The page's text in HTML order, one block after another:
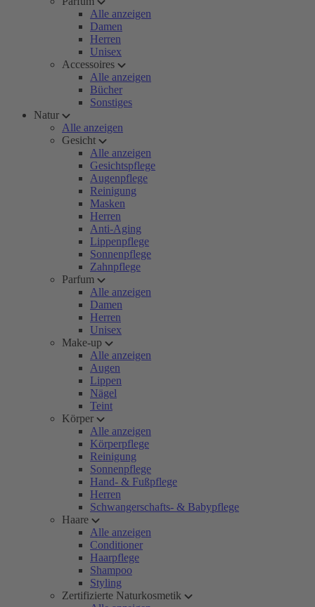
Alle anzeigen
Damen
Herren
Unisex
Accessoires
Alle anzeigen
Bücher
Sonstiges
Natur
Alle anzeigen
Gesicht
Alle anzeigen
Gesichtspflege
Augenpflege
Reinigung
Masken
Herren
Anti-Aging
Lippenpflege
Sonnenpflege
Zahnpflege
Parfum
Alle anzeigen
Damen
Herren
Unisex
Make-up
Alle anzeigen
Augen
Lippen
Nägel
Teint
Körper
Alle anzeigen
Körperpflege
Reinigung
Sonnenpflege
Hand- & Fußpflege
Herren
Schwangerschafts- & Babypflege
Haare
Alle anzeigen
Conditioner
Haarpflege
Shampoo
Styling
Zertifizierte Naturkosmetik